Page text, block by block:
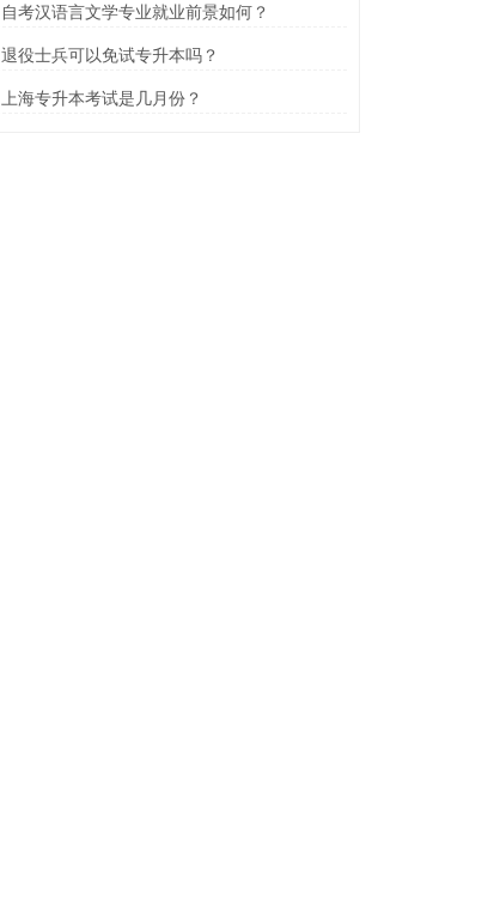
自考汉语言文学专业就业前景如何？
退役士兵可以免试专升本吗？
上海专升本考试是几月份？